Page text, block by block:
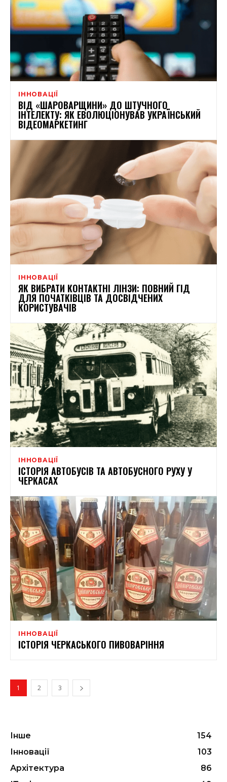
ІННОВАЦІЇ
ВІД «ШАРОВАРЩИНИ» ДО ШТУЧНОГО
ІНТЕЛЕКТУ: ЯК ЕВОЛЮЦІОНУВАВ УКРАЇНСЬКИЙ
ВІДЕОМАРКЕТИНГ
ІННОВАЦІЇ
ЯК ВИБРАТИ КОНТАКТНІ ЛІНЗИ: ПОВНИЙ ГІД
ДЛЯ ПОЧАТКІВЦІВ ТА ДОСВІДЧЕНИХ
КОРИСТУВАЧІВ
ІННОВАЦІЇ
ІСТОРІЯ АВТОБУСІВ ТА АВТОБУСНОГО РУХУ У
ЧЕРКАСАХ
ІННОВАЦІЇ
ІСТОРІЯ ЧЕРКАСЬКОГО ПИВОВАРІННЯ
1 2 3
Інше
154
Інновації
103
Архітектура
86